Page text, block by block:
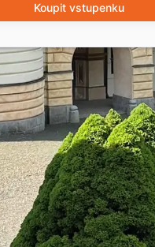
Koupit vstupenku